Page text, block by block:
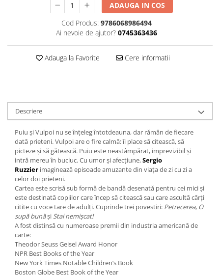
Editura Aramis
Editura Bookzone
Editura Cartea Copiilor
Editura Corint
Editura Frontiera
Editura Gama
Editura Kreativ
Editura Litera
Editura Lizuka Educativ
Editura Nemira
Editura Nomina
Editura Pandora M
Editura Portocala Albastră
Editura Scriptum
ADAUGA IN COS
Cod Produs: 9786068986494
Ai nevoie de ajutor? 0745363436
Adauga la Favorite Cere informatii
Descriere
Puiu și Vulpoi nu se înțeleg întotdeauna, dar rămân de fiecare
dată prieteni. Vulpoi are o fire calmă: îi place să citească, să
picteze și să gătească. Puiu este neastâmpărat, imprevizibil și
intră mereu în bucluc. Cu umor și afecțiune,Sergio
Ruzzier imaginează episoade amuzante din viața de zi cu zi a
celor doi prieteni.
Cartea este scrisă sub formă de bandă desenată pentru cei mici și
este destinată copiilor care încep să citească sau care ascultă cărți
citite cu voce tare de adulți. Cuprinde trei povestiri: Petrecerea, O
supă bunăși Stai nemișcat!
A fost distinsă cu numeroase premii din industria americană de
carte:
Theodor Seuss Geisel Award Honor
NPR Best Books of the Year
New York Times Notable Children’s Book
Boston Globe Best Book of the Year